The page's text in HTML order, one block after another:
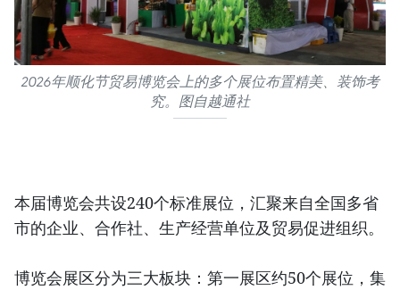
2026年顺化节贸易博览会上的多个展位布置精美、装饰考
究。图自越通社
本届博览会共设240个标准展位，汇聚来自全国多省
市的企业、合作社、生产经营单位及贸易促进组织。
博览会展区分为三大板块：第一展区约50个展位，集